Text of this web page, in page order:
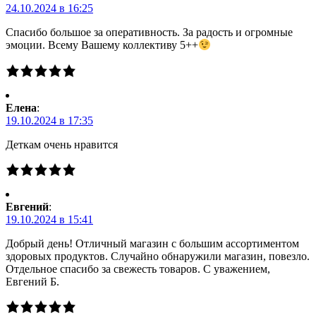
24.10.2024 в 16:25
Спасибо большое за оперативность. За радость и огромные
эмоции. Всему Вашему коллективу 5++
Елена:
19.10.2024 в 17:35
Деткам очень нравится
Евгений:
19.10.2024 в 15:41
Добрый день! Отличный магазин с большим ассортиментом
здоровых продуктов. Случайно обнаружили магазин, повезло.
Отдельное спасибо за свежесть товаров. С уважением,
Евгений Б.